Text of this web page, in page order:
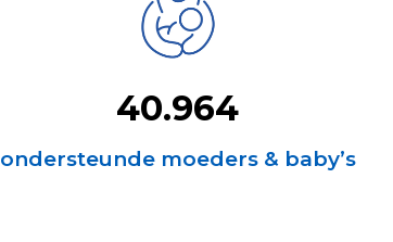
40.964
ondersteunde moeders & baby’s